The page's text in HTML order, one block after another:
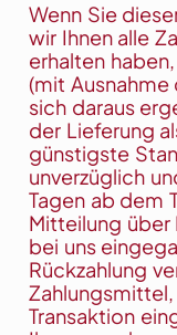
Wenn Sie
wir Ihnen alle
erhalten
(mit Ausnahme
sich daraus
der Lieferung
günstigste
unverzüglich
Tagen ab dem
Mitteilung über
bei uns
Rückzahlung
Transaktion